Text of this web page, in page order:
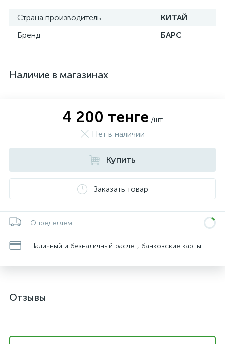
Страна производитель
КИТАЙ
Бренд
БАРС
Наличие в магазинах
4 200 тенге /шт
Нет в наличии
Купить
Заказать товар
Определяем...
Наличный и безналичный расчет, банковские карты
Отзывы